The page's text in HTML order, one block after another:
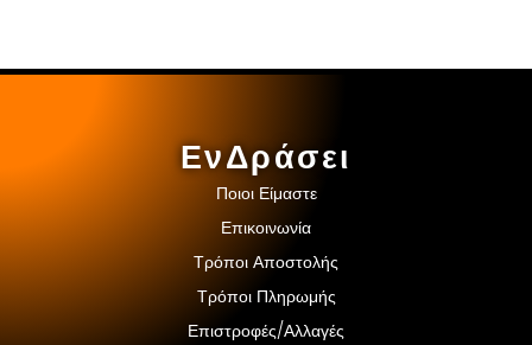
ΕνΔράσει
Ποιοι Είμαστε
Επικοινωνία
Τρόποι Αποστολής
Τρόποι Πληρωμής
Επιστροφές/Αλλαγές